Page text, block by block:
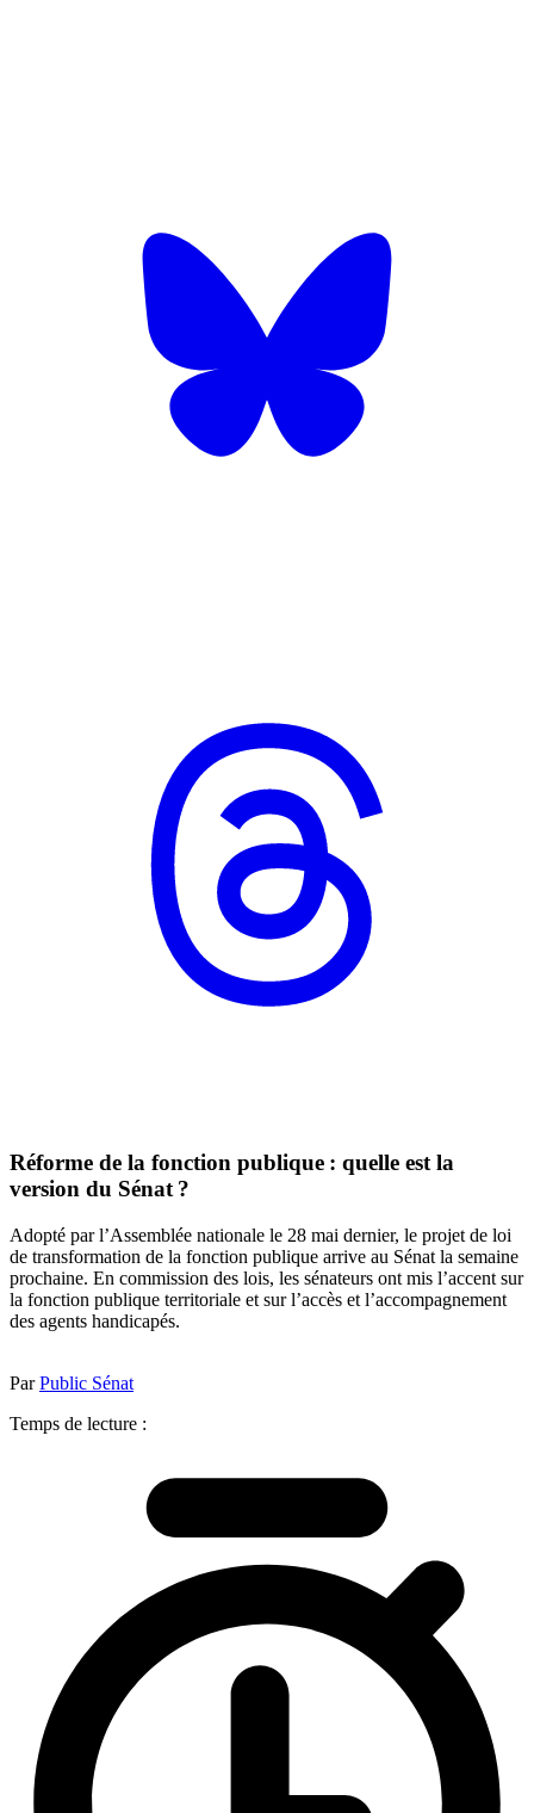
Réforme de la fonction publique : quelle est la
version du Sénat ?
Adopté par l’Assemblée nationale le 28 mai dernier, le projet de loi
de transformation de la fonction publique arrive au Sénat la semaine
prochaine. En commission des lois, les sénateurs ont mis l’accent sur
la fonction publique territoriale et sur l’accès et l’accompagnement
des agents handicapés.
ParPublic Sénat
Temps de lecture :